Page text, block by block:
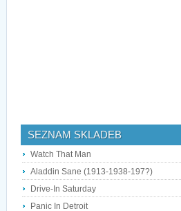
SEZNAM SKLADEB
Watch That Man
Aladdin Sane (1913-1938-197?)
Drive-In Saturday
Panic In Detroit